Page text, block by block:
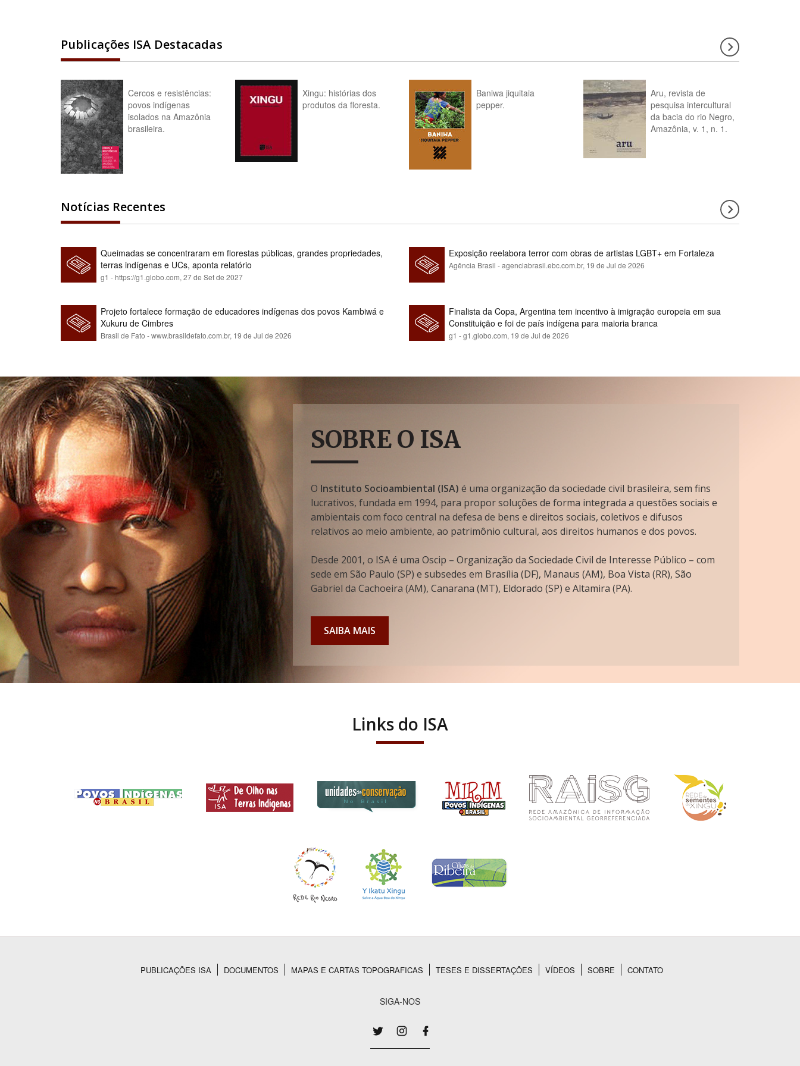
Publicações ISA Destacadas
Cercos e resistências:
povos indígenas
isolados na Amazônia
brasileira.
Xingu: histórias dos
produtos da floresta.
Baniwa jiquitaia
pepper.
Aru, revista de
pesquisa intercultural
da bacia do rio Negro,
Amazônia, v. 1, n. 1.
Notícias Recentes
Queimadas se concentraram em florestas públicas, grandes propriedades,
terras indígenas e UCs, aponta relatório
g1 - https://g1.globo.com, 27 de Set de 2027
Exposição reelabora terror com obras de artistas LGBT+ em Fortaleza
Agência Brasil - agenciabrasil.ebc.com.br, 19 de Jul de 2026
Projeto fortalece formação de educadores indígenas dos povos Kambiwá e
Xukuru de Cimbres
Brasil de Fato - www.brasildefato.com.br, 19 de Jul de 2026
Finalista da Copa, Argentina tem incentivo à imigração europeia em sua
Constituição e foi de país indígena para maioria branca
g1 - g1.globo.com, 19 de Jul de 2026
SOBRE O ISA
O Instituto Socioambiental (ISA) é uma organização da sociedade civil brasileira, sem fins
lucrativos, fundada em 1994, para propor soluções de forma integrada a questões sociais e
ambientais com foco central na defesa de bens e direitos sociais, coletivos e difusos
relativos ao meio ambiente, ao patrimônio cultural, aos direitos humanos e dos povos.
Desde 2001, o ISA é uma Oscip – Organização da Sociedade Civil de Interesse Público – com
sede em São Paulo (SP) e subsedes em Brasília (DF), Manaus (AM), Boa Vista (RR), São
Gabriel da Cachoeira (AM), Canarana (MT), Eldorado (SP) e Altamira (PA).
SAIBA MAIS
Links do ISA
PUBLICAÇÕES ISA DOCUMENTOS MAPAS E CARTAS TOPOGRAFICAS TESES E DISSERTAÇÕES VÍDEOS SOBRE CONTATO
SIGA-NOS